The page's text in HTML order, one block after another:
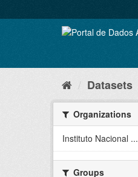
to
Datasets
Organizations
Instituto Nacional ...
Groups